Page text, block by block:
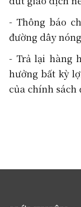
- Thông báo
đường dây nóng
- Trả lại hàng
hưởng bất kỳ
của chính sách